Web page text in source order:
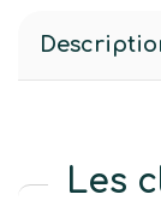
Les